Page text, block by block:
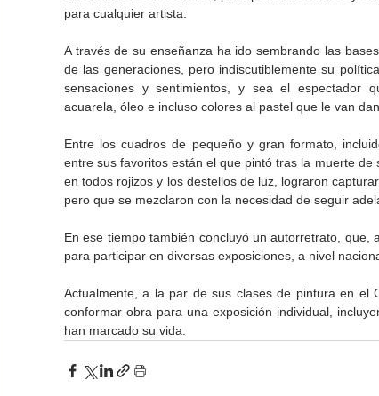
para cualquier artista.
A través de su enseñanza ha ido sembrando las
de las generaciones, pero indiscutiblemente su
sensaciones y sentimientos, y sea el espectador
acuarela, óleo e incluso colores al pastel que le van
Entre los cuadros de pequeño y gran formato,
entre sus favoritos están el que pintó tras la muerte
en todos rojizos y los destellos de luz, lograron
pero que se mezclaron con la necesidad de seguir
En ese tiempo también concluyó un autorretrato, que,
para participar en diversas exposiciones, a nivel
Actualmente, a la par de sus clases de pintura en el
conformar obra para una exposición individual,
han marcado su vida.
Gobierno de Baja
California reconocerá a
guardianes del patrimonio
Cristina Rivera Garza
reflexiona sobre memoria,
justicia y literatura